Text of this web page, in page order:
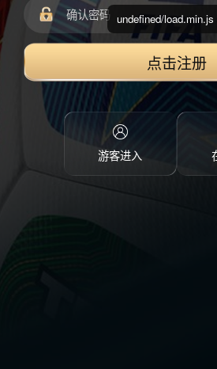
点击注册
游客进入
undefined/load.min.js